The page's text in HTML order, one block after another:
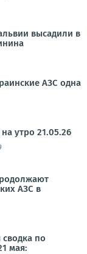
высадили в
АЗС одна
утро 21.05.26
АЗС в
по
мая: